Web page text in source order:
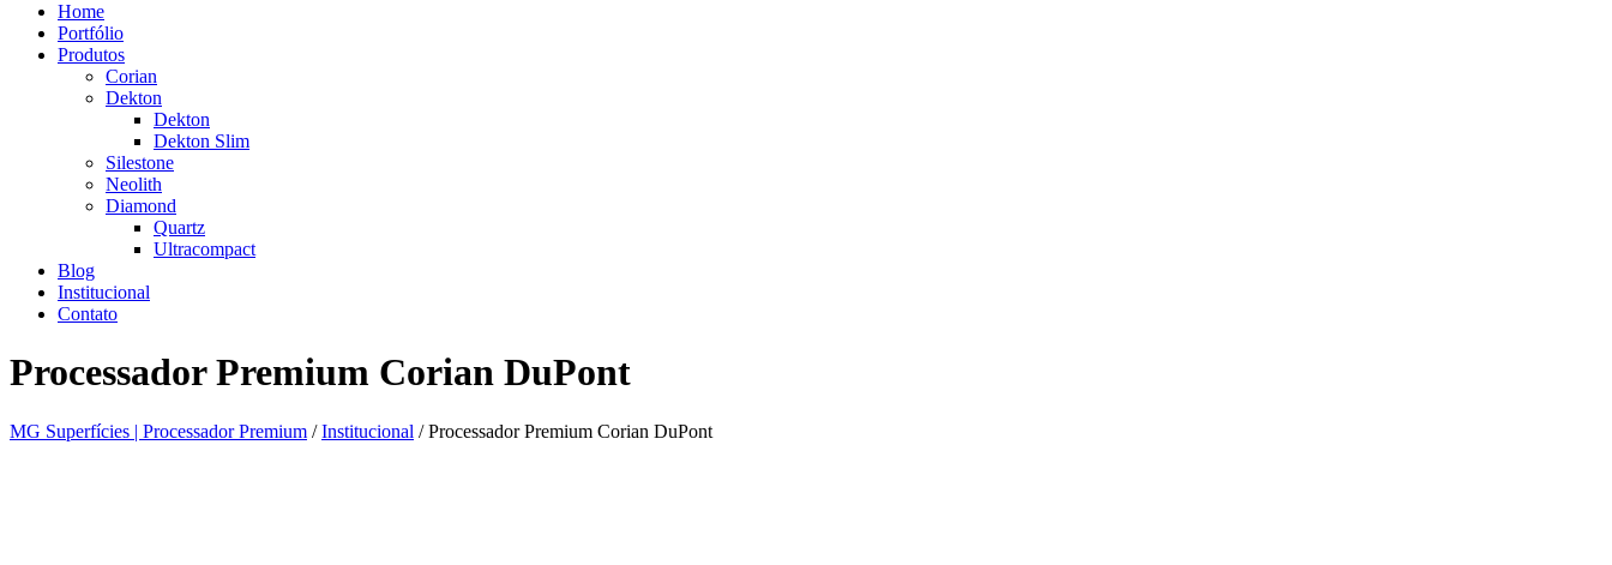
Home
Portfólio
Produtos
Corian
Dekton
Dekton
Dekton Slim
Silestone
Neolith
Diamond
Quartz
Ultracompact
Blog
Institucional
Contato
Processador Premium Corian DuPont
MG Superfícies | Processador Premium /Institucional /Processador Premium Corian DuPont